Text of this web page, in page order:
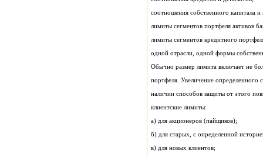
соотношения собственного капитала и
лимиты сегментов портфеля активов
наличии способов защиты от этого
клиентские лимиты:
а) для акционеров (пайщиков);
б) для старых, с определенной
в) для новых клиентов;